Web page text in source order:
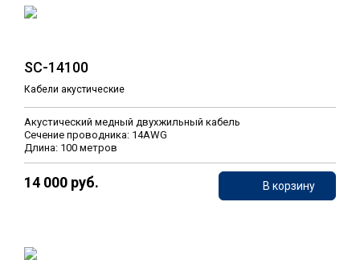
SC-14100
Кабели акустические
Акустический медный двухжильный кабель
Сечение проводника: 14AWG
Длина: 100 метров
14 000 руб. В корзину